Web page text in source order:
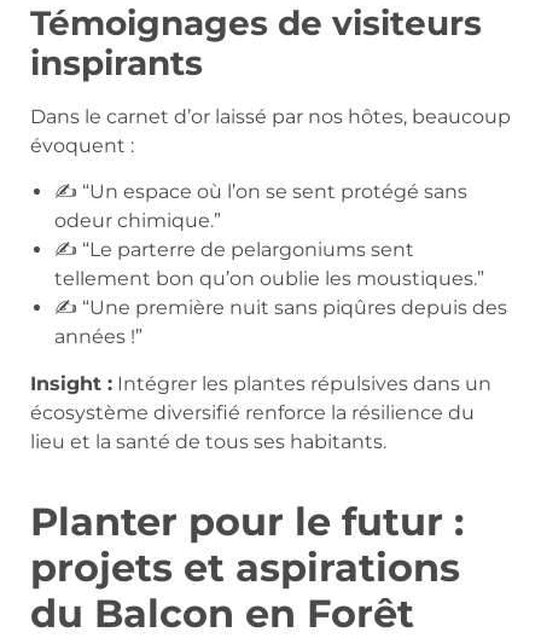
Témoignages de visiteurs
inspirants
Dans le carnet d’or laissé par nos hôtes, beaucoup
évoquent :
✍️ “Un espace où l’on se sent protégé sans
odeur chimique.”
✍️ “Le parterre de pelargoniums sent
tellement bon qu’on oublie les moustiques.”
✍️ “Une première nuit sans piqûres depuis des
années !”
Insight : Intégrer les plantes répulsives dans un
écosystème diversifié renforce la résilience du
lieu et la santé de tous ses habitants.
Planter pour le futur :
projets et aspirations
du Balcon en Forêt